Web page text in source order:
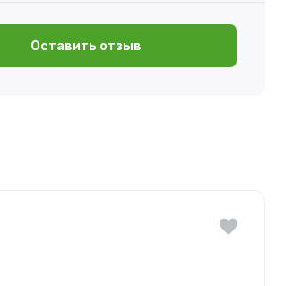
Оставить отзыв